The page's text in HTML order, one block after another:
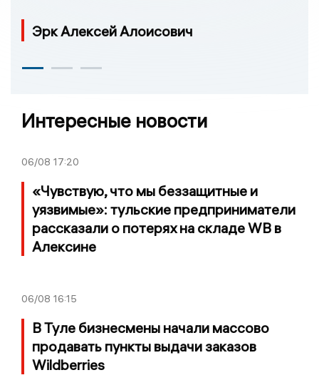
Эрк Алексей Алоисович
Интересные новости
06/08 17:20
«Чувствую, что мы беззащитные и
уязвимые»: тульские предприниматели
рассказали о потерях на складе WB в
Алексине
06/08 16:15
В Туле бизнесмены начали массово
продавать пункты выдачи заказов
Wildberries